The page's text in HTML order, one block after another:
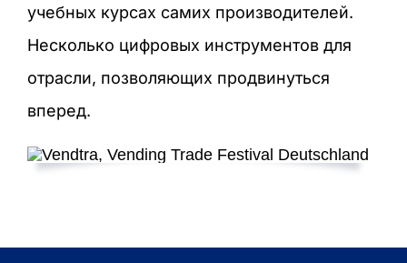
учебных курсах самих производителей.
Несколько цифровых инструментов для
отрасли, позволяющих продвинуться
вперед.